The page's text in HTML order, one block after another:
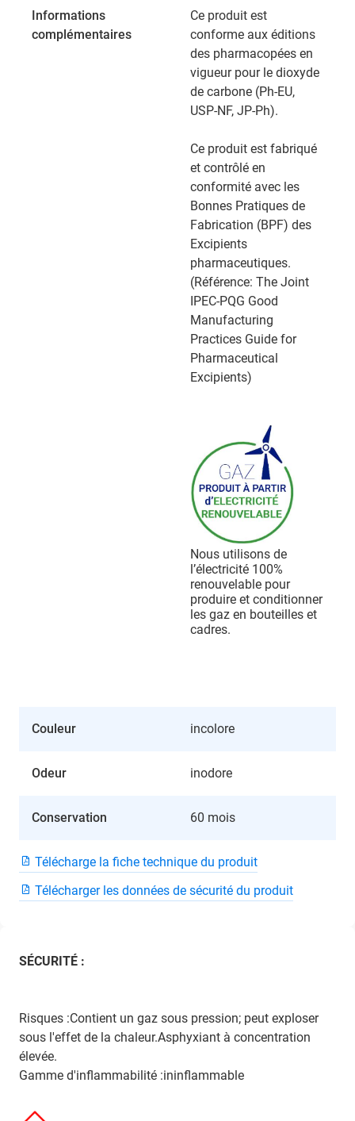
Informations
complémentaires
Ce produit est
conforme aux éditions
des pharmacopées en
vigueur pour le dioxyde
de carbone (Ph-EU,
USP-NF, JP-Ph).
Ce produit est fabriqué
et contrôlé en
conformité avec les
Bonnes Pratiques de
Fabrication (BPF) des
Excipients
pharmaceutiques.
(Référence: The Joint
IPEC-PQG Good
Manufacturing
Practices Guide for
Pharmaceutical
Excipients)
Nous utilisons de
l’électricité 100%
renouvelable pour
produire et conditionner
les gaz en bouteilles et
cadres.
Couleur incolore
Odeur inodore
Conservation 60 mois
Télécharge la fiche technique du produit
Télécharger les données de sécurité du produit
SÉCURITÉ :
Risques :Contient un gaz sous pression; peut exploser
sous l'effet de la chaleur.Asphyxiant à concentration
élevée.
Gamme d'inflammabilité :ininflammable